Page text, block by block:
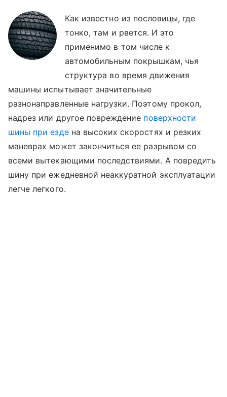
Как известно из пословицы, где
тонко, там и рвется. И это
применимо в том числе к
автомобильным покрышкам, чья
структура во время движения
машины испытывает значительные
разнонаправленные нагрузки. Поэтому прокол,
надрез или другое повреждение поверхности
шины при ездена высоких скоростях и резких
маневрах может закончиться ее разрывом со
всеми вытекающими последствиями. А повредить
шину при ежедневной неаккуратной эксплуатации
легче легкого.